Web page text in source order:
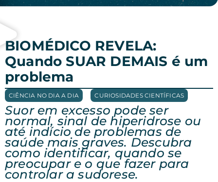
BIOMÉDICO REVELA:
Quando SUAR DEMAIS é um
problema
CIÊNCIA NO DIA A DIA CURIOSIDADES CIENTÍFICAS
Suor em excesso pode ser
normal, sinal de hiperidrose ou
até indício de problemas de
saúde mais graves. Descubra
como identificar, quando se
preocupar e o que fazer para
controlar a sudorese.